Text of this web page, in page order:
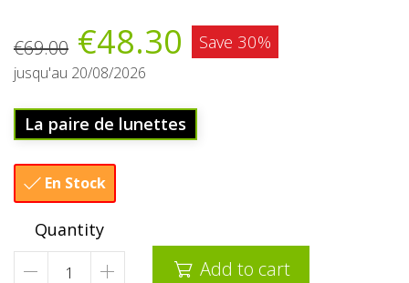
€69.00 €48.30 Save 30%
jusqu'au 20/08/2026
La paire de lunettes
 En Stock
Quantity
 Add to cart